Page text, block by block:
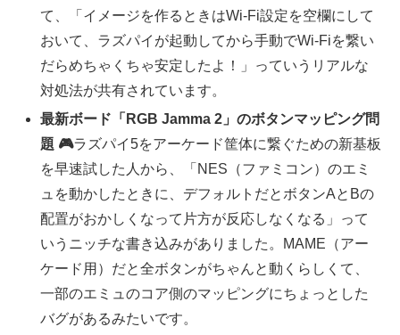
て、「イメージを作るときはWi-Fi設定を空欄にして
おいて、ラズパイが起動してから手動でWi-Fiを繋い
だらめちゃくちゃ安定したよ！」っていうリアルな
対処法が共有されています。
最新ボード「RGB Jamma 2」のボタンマッピング問
題 🎮ラズパイ5をアーケード筐体に繋ぐための新基板
を早速試した人から、「NES（ファミコン）のエミ
ュを動かしたときに、デフォルトだとボタンAとBの
配置がおかしくなって片方が反応しなくなる」って
いうニッチな書き込みがありました。MAME（アー
ケード用）だと全ボタンがちゃんと動くらしくて、
一部のエミュのコア側のマッピングにちょっとした
バグがあるみたいです。